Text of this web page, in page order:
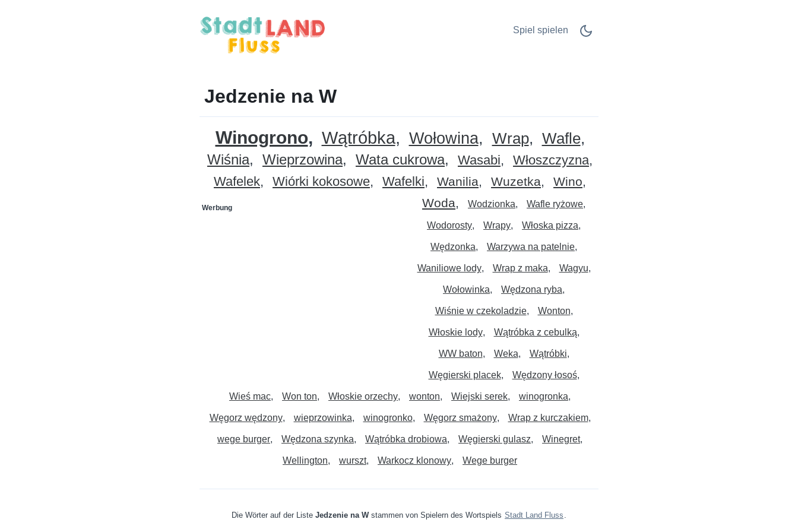
Spiel spielen
Jedzenie na W
Winogrono Wątróbka Wołowina Wrap Wafle
Wiśnia Wieprzowina Wata cukrowa Wasabi
Włoszczyzna
Wafelek
Wiórki kokosowe Wafelki Wanilia Wuzetka
Werbung
Wino
Woda
Wodzionka Wafle ryżowe
Wodorosty Wrapy Włoska pizza
Wędzonka Warzywa na patelnie
Waniliowe lody Wrap z maka Wagyu
Wołowinka Wędzona ryba
Wiśnie w czekoladzie Wonton
Włoskie lody Wątróbka z cebulką
WW baton Weka Wątróbki
Węgierski placek Wędzony łosoś
Wieś mac Won ton Włoskie orzechy wonton Wiejski serek winogronka
Węgorz wędzony wieprzowinka winogronko Węgorz smażony Wrap z kurczakiem
wege burger Wędzona szynka Wątróbka drobiowa Węgierski gulasz Winegret
Wellington wurszt Warkocz klonowy Wege burger
Die Wörter auf der Liste Jedzenie na Wstammen von Spielern des Wortspiels Stadt Land Fluss .